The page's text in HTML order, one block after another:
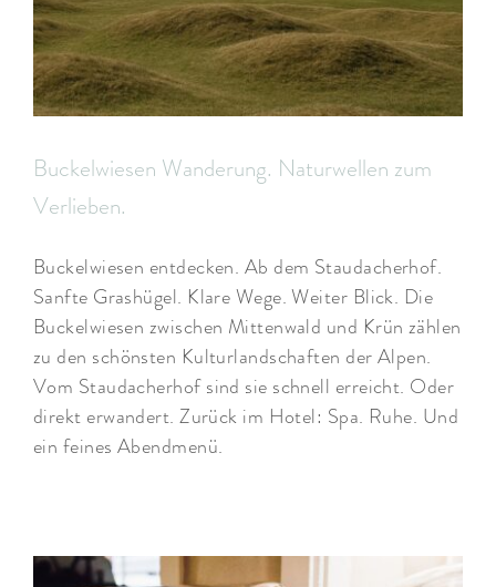
Buckelwiesen Wanderung. Naturwellen zum
Verlieben.
Buckelwiesen entdecken. Ab dem Staudacherhof.
Sanfte Grashügel. Klare Wege. Weiter Blick. Die
Buckelwiesen zwischen Mittenwald und Krün zählen
zu den schönsten Kulturlandschaften der Alpen.
Vom Staudacherhof sind sie schnell erreicht. Oder
direkt erwandert. Zurück im Hotel: Spa. Ruhe. Und
ein feines Abendmenü.